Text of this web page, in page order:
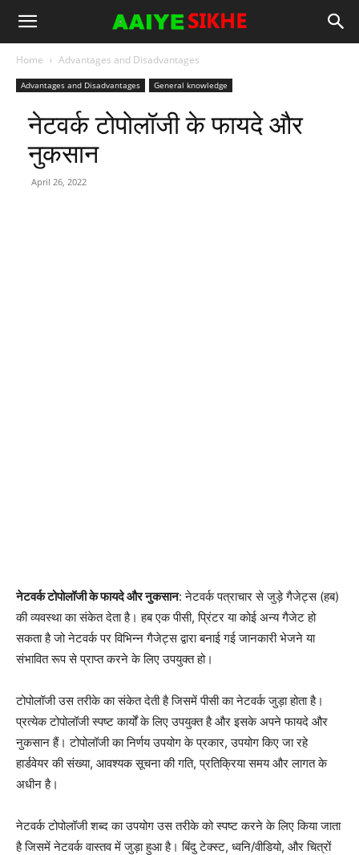
Home Advantages and Disadvantages
Advantages and Disadvantages General knowledge
नेटवर्क टोपोलॉजी के फायदे और
नुकसान
April 26, 2022
नेटवर्क टोपोलॉजी के फायदे और नुकसान: नेटवर्क पत्राचार से जुड़े गैजेट्स (हब)
की व्यवस्था का संकेत देता है। हब एक पीसी, प्रिंटर या कोई अन्य गैजेट हो
सकता है जो नेटवर्क पर विभिन्न गैजेट्स द्वारा बनाई गई जानकारी भेजने या
संभावित रूप से प्राप्त करने के लिए उपयुक्त हो।
टोपोलॉजी उस तरीके का संकेत देती है जिसमें पीसी का नेटवर्क जुड़ा होता है।
प्रत्येक टोपोलॉजी स्पष्ट कार्यों के लिए उपयुक्त है और इसके अपने फायदे और
नुकसान हैं। टोपोलॉजी का निर्णय उपयोग के प्रकार, उपयोग किए जा रहे
हार्डवेयर की संख्या, आवश्यक सूचना की गति, प्रतिक्रिया समय और लागत के
अधीन है।
नेटवर्क टोपोलॉजी शब्द का उपयोग उस तरीके को स्पष्ट करने के लिए किया जाता
है जिसमें नेटवर्क वास्तव में जुड़ा हुआ है। बिंदु टेक्स्ट, ध्वनि/वीडियो, और चित्रों